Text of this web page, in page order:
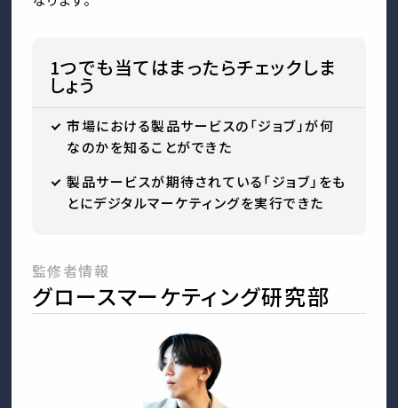
1つでも当てはまったらチェックしま
しょう
市場における製品サービスの「ジョブ」が何
なのかを知ることができた
製品サービスが期待されている「ジョブ」をも
とにデジタルマーケティングを実行できた
監修者情報
グロースマーケティング研究部